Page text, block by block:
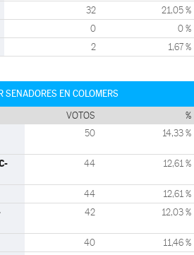
32 21,05 %
0 0 %
2 1,67 %
SENADORES EN COLOMERS
VOTOS %
50 14,33 %
44 12,61 %
44 12,61 %
42 12,03 %
40 11,46 %